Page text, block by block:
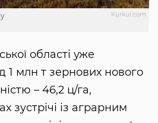
Кurkul.com
області уже
1 млн т зернових нового
– 46,2 ц/га,
зустрічі із аграрним